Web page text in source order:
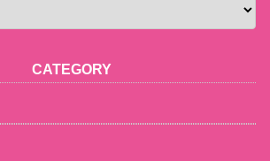
CATEGORY